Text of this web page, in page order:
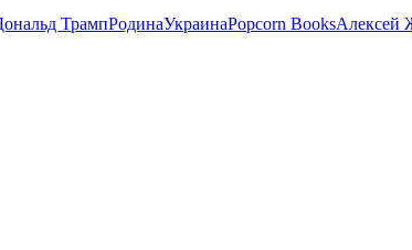
ТрампРодинаУкраинаPopcorn BooksАлексей